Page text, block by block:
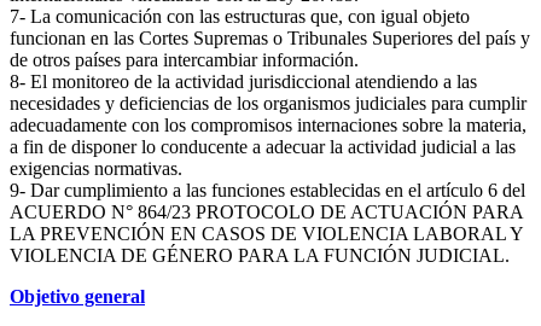
7- La comunicación con las estructuras que, con igual objeto
funcionan en las Cortes Supremas o Tribunales Superiores del país y
de otros países para intercambiar información.
8- El monitoreo de la actividad jurisdiccional atendiendo a las
necesidades y deficiencias de los organismos judiciales para cumplir
adecuadamente con los compromisos internaciones sobre la materia,
a fin de disponer lo conducente a adecuar la actividad judicial a las
exigencias normativas.
9- Dar cumplimiento a las funciones establecidas en el artículo 6 del
ACUERDO N° 864/23 PROTOCOLO DE ACTUACIÓN PARA
LA PREVENCIÓN EN CASOS DE VIOLENCIA LABORAL Y
VIOLENCIA DE GÉNERO PARA LA FUNCIÓN JUDICIAL.
Objetivo general